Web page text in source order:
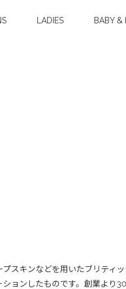
LADIES BABY &
スキンなどを用いたブリテ
ョンしたものです。創業より